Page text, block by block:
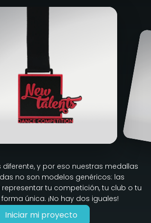
y por eso nuestras medallas
no son modelos genéricos: las
tu competición, tu club o tu
única. ¡No hay dos iguales!
Iniciar mi proyecto